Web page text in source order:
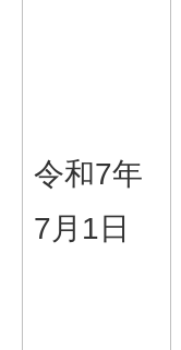
令和7年
7月1日